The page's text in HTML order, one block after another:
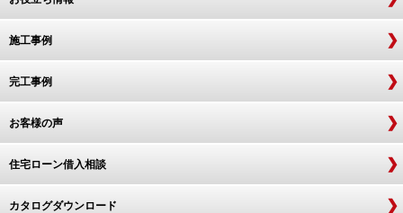
施工事例
完工事例
お客様の声
住宅ローン借入相談
カタログダウンロード